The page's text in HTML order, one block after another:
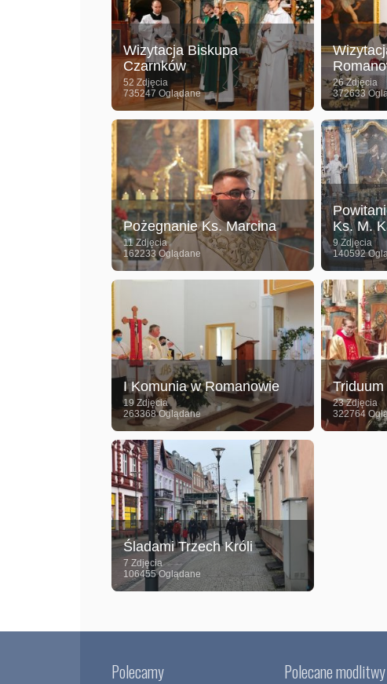
Wizytacja Biskupa
Czarnków
52 Zdjęcia
735247 Oglądane
26 Zdjęcia
372633
Pożegnanie Ks. Marcina
11 Zdjęcia
162233 Oglądane
Ks. M.
9 Zdjęcia
140592
I Komunia w Romanowie
19 Zdjęcia
263368 Oglądane
23 Zdjęcia
322764
Śladami Trzech Króli
7 Zdjęcia
106455 Oglądane
Polecamy Polecane modlitwy